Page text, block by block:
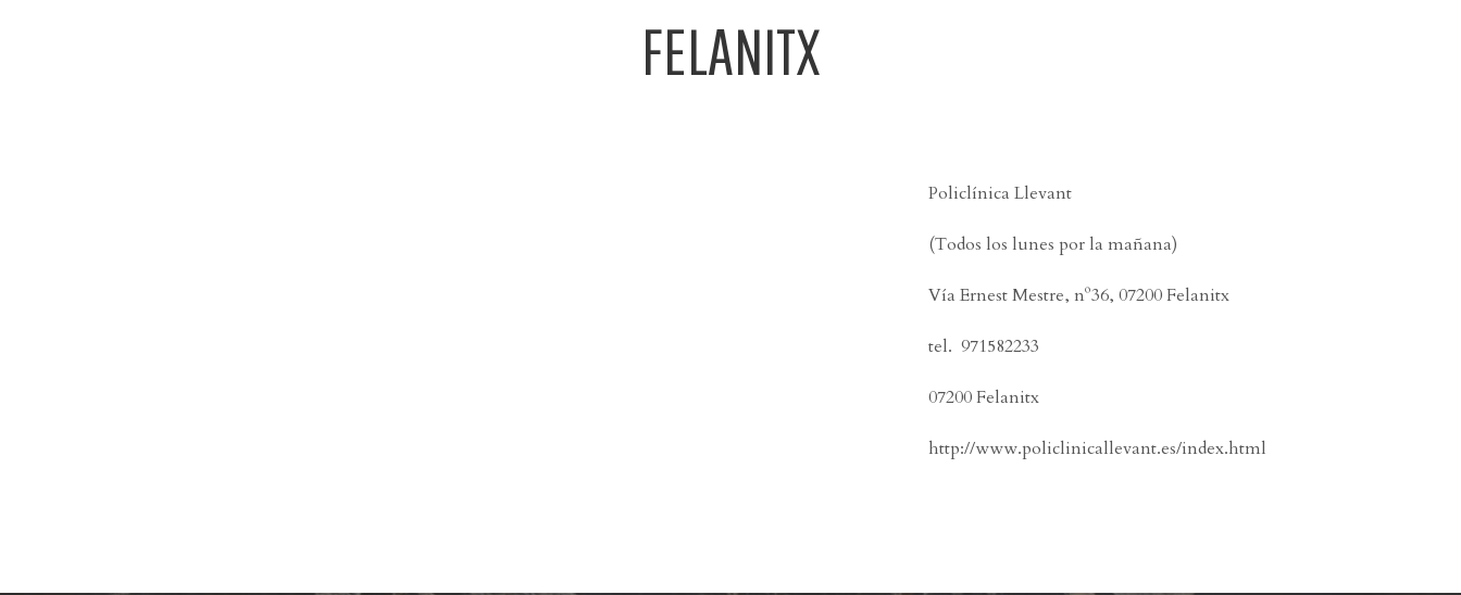
FELANITX
Policlínica Llevant
(Todos los lunes por la mañana)
Vía Ernest Mestre, nº36, 07200 Felanitx
tel. 971582233
07200 Felanitx
http://www.policlinicallevant.es/index.html